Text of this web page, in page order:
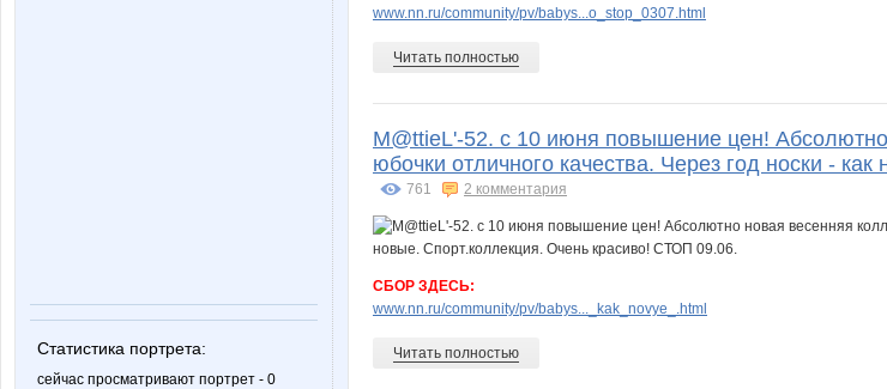
Статистика портрета:
сейчас просматривают портрет - 0
www.nn.ru/community/pv/babys...o_stop_0307.html
Читать полностью
M@ttieL'-52. с 10 июня повышение цен!
юбочки отличного качества. Через год носки -
761
2 комментария
СБОР ЗДЕСЬ:
www.nn.ru/community/pv/babys..._kak_novye_.html
Читать полностью